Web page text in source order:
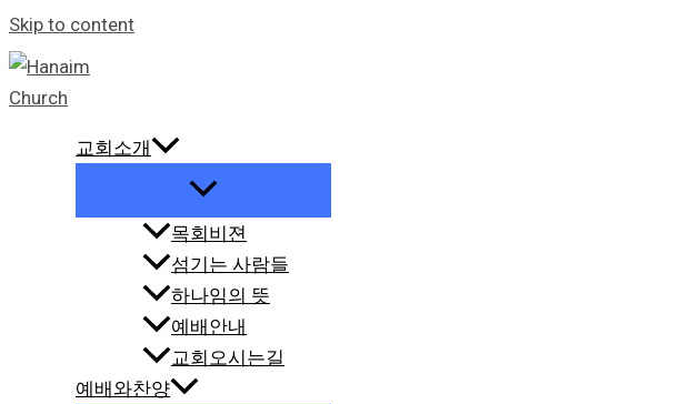
Skip to content
교회소개
목회비젼
섬기는 사람들
하나임의 뜻
예배안내
교회오시는길
예배와찬양